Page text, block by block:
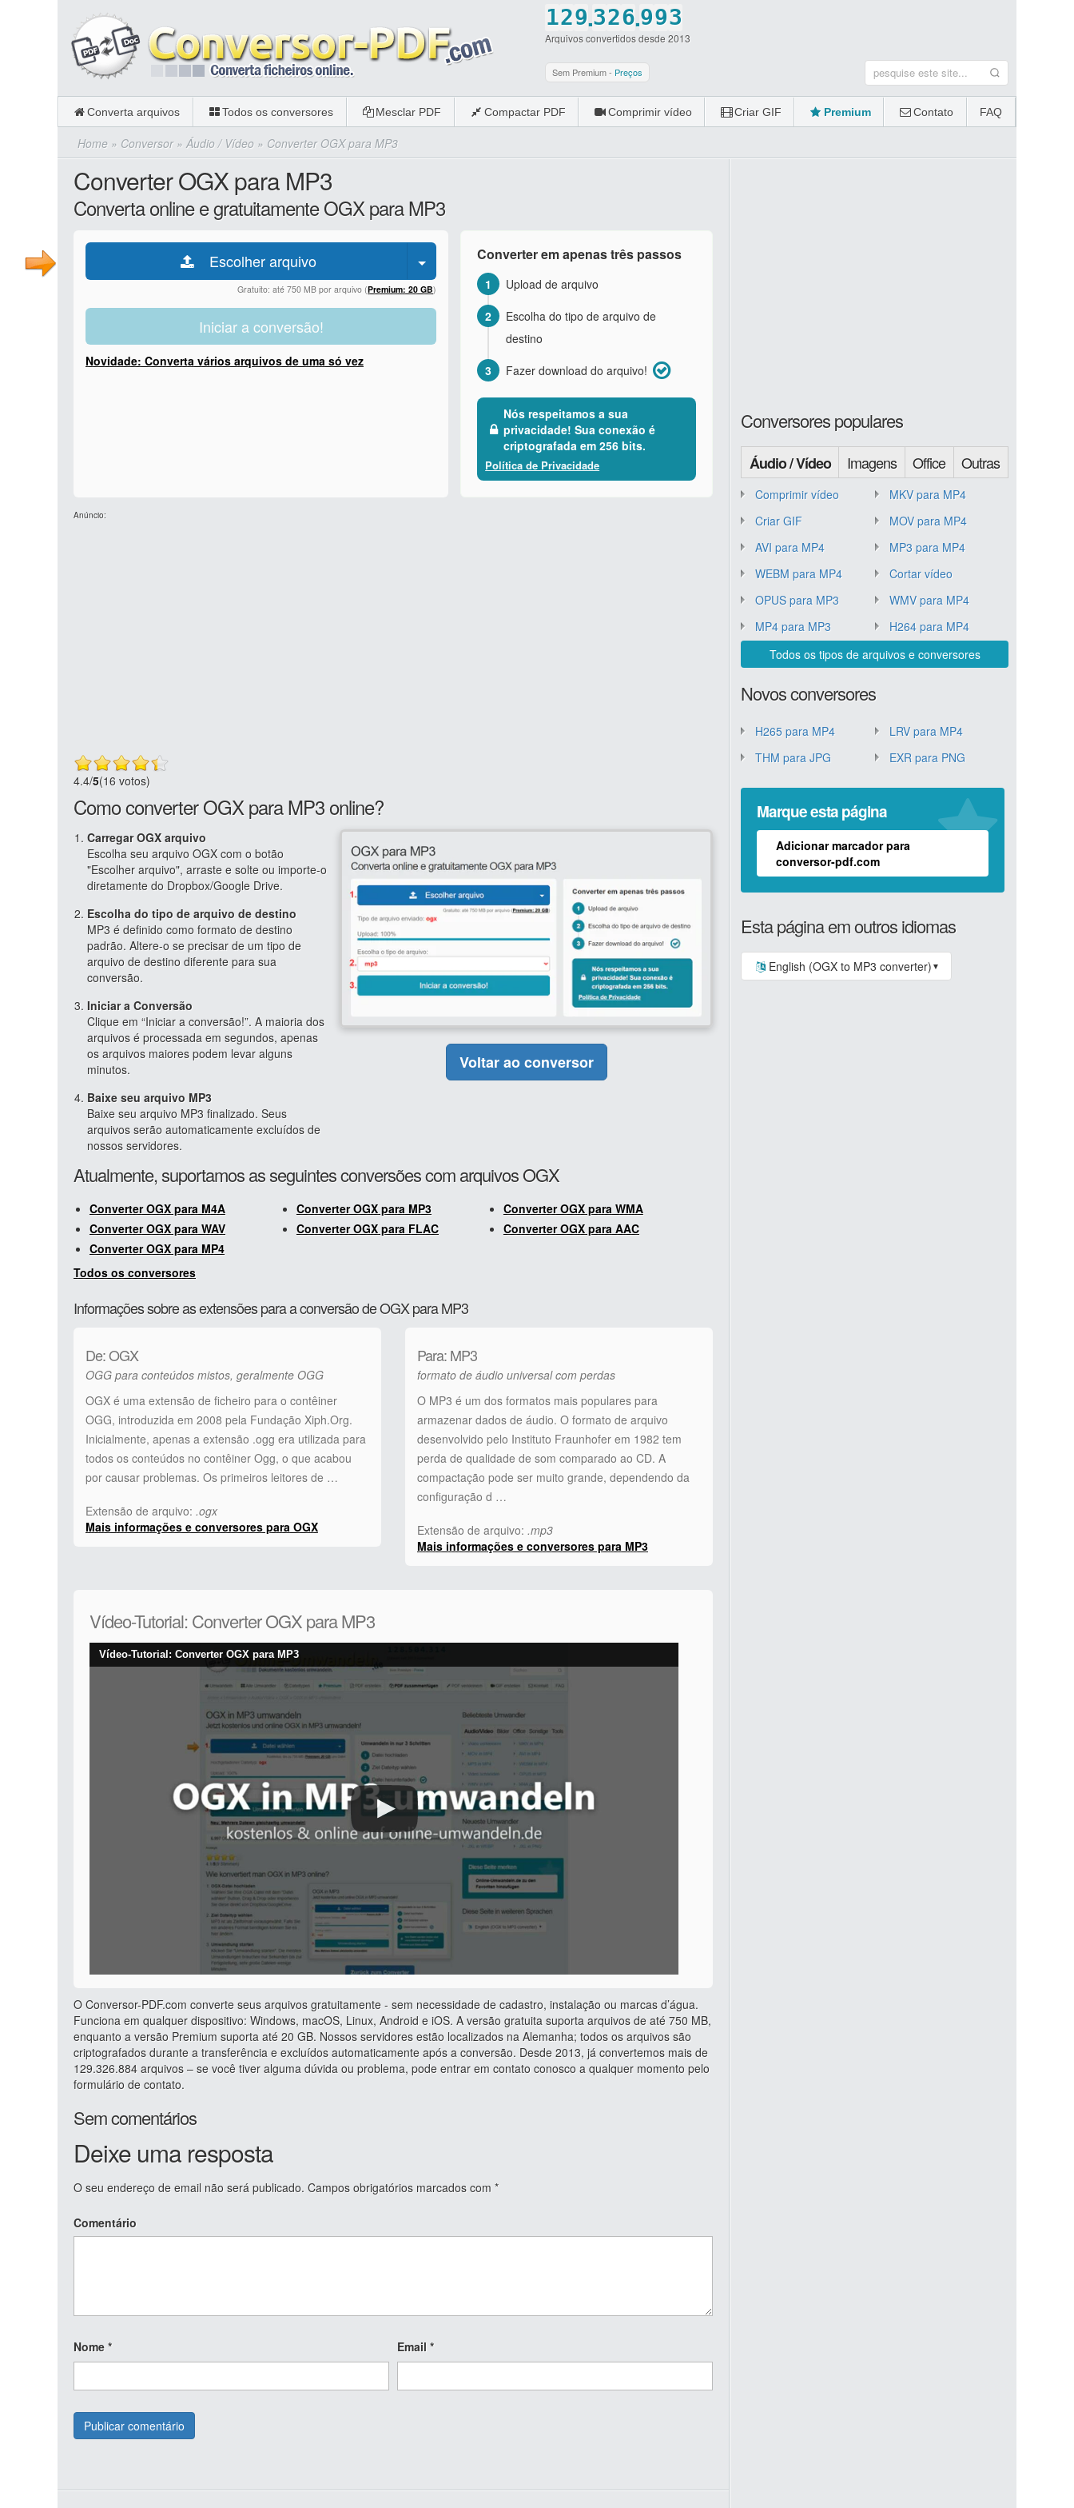
1
2
3
4
5
6
0
2
3
4
5
6
7
9
0
.3
4
5
6
7
8
2
3
4
5
6
7
6
7
8
9
0
.9
0
9
0
3
4
6
7
8
Arquivos convertidos desde 2013
Sem Premium - Preços
Converta arquivos Todos os conversores Mesclar PDF Compactar PDF Comprimir vídeo Criar GIF Premium Contato FAQ
Home » Conversor» Áudio / Vídeo » Converter OGX para MP3
Converter OGX para MP3
Converta online e gratuitamente OGX para MP3
Escolher arquivo
Gratuito: até 750 MB por arquivo (Premium: 20 GB)
Iniciar a conversão!
Novidade: Converta vários arquivos de uma só vez
Converter em apenas três passos
1
Upload de arquivo
2
Escolha do tipo de arquivo de
destino
3
Fazer download do arquivo!
Nós respeitamos a sua
privacidade! Sua conexão é
criptografada em 256 bits.
Política de Privacidade
Anúncio:
4.4/5(16 votos)
Como converter OGX para MP3 online?
Carregar OGX arquivo
Escolha seu arquivo OGX com o botão
"Escolher arquivo", arraste e solte ou importe-o
diretamente do Dropbox/Google Drive.
Escolha do tipo de arquivo de destino
MP3 é definido como formato de destino
padrão. Altere-o se precisar de um tipo de
arquivo de destino diferente para sua
conversão.
Iniciar a Conversão
Clique em “Iniciar a conversão!”. A maioria dos
arquivos é processada em segundos, apenas
os arquivos maiores podem levar alguns
minutos.
Baixe seu arquivo MP3
Baixe seu arquivo MP3 finalizado. Seus
arquivos serão automaticamente excluídos de
nossos servidores.
Voltar ao conversor
Atualmente, suportamos as seguintes conversões com arquivos OGX
Converter OGX para M4A Converter OGX para MP3
Converter OGX para WMA
Converter OGX para WAV
Converter OGX para FLAC
Converter OGX para AAC
Converter OGX para MP4
Todos os conversores
Informações sobre as extensões para a conversão de OGX para MP3
De: OGX
OGG para conteúdos mistos, geralmente OGG
OGX é uma extensão de ficheiro para o contêiner
OGG, introduzida em 2008 pela Fundação Xiph.Org.
Inicialmente, apenas a extensão .ogg era utilizada para
todos os conteúdos no contêiner Ogg, o que acabou
por causar problemas. Os primeiros leitores de …
Extensão de arquivo: .ogx
Mais informações e conversores para OGX
Para: MP3
formato de áudio universal com perdas
O MP3 é um dos formatos mais populares para
armazenar dados de áudio. O formato de arquivo
desenvolvido pelo Instituto Fraunhofer em 1982 tem
perda de qualidade de som comparado ao CD. A
compactação pode ser muito grande, dependendo da
configuração d …
Extensão de arquivo: .mp3
Mais informações e conversores para MP3
Vídeo-Tutorial: Converter OGX para MP3
Vídeo-Tutorial: Converter OGX para MP3
O Conversor-PDF.com converte seus arquivos gratuitamente - sem necessidade de cadastro, instalação ou marcas d’água.
Funciona em qualquer dispositivo: Windows, macOS, Linux, Android e iOS. A versão gratuita suporta arquivos de até 750 MB,
enquanto a versão Premium suporta até 20 GB. Nossos servidores estão localizados na Alemanha; todos os arquivos são
criptografados durante a transferência e excluídos automaticamente após a conversão. Desde 2013, já convertemos mais de
129.326.884 arquivos – se você tiver alguma dúvida ou problema, pode entrar em contato conosco a qualquer momento pelo
formulário de contato.
Sem comentários
Deixe uma resposta
O seu endereço de email não será publicado. Campos obrigatórios marcados com *
Comentário
Nome * Email *
Conversores populares
Áudio / Vídeo Imagens Office Outras
Comprimir vídeo
MKV para MP4
Criar GIF
MOV para MP4
AVI para MP4
MP3 para MP4
WEBM para MP4
Cortar vídeo
OPUS para MP3
WMV para MP4
MP4 para MP3
H264 para MP4
Todos os tipos de arquivos e conversores
Novos conversores
H265 para MP4
LRV para MP4
THM para JPG
EXR para PNG
Marque esta página
Adicionar marcador para
conversor-pdf.com
Esta página em outros idiomas
English (OGX to MP3 converter) ▼